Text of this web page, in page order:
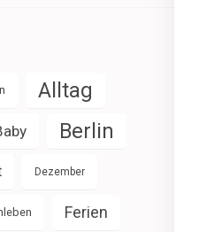
Alltag
Berlin
Dezember
Ferien